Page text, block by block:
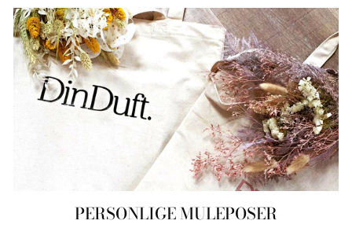
PERSONLIGE MULEPOSER